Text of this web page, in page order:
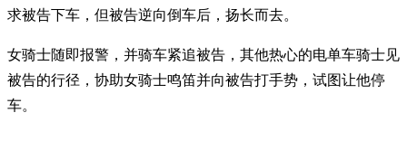
求被告下车，但被告逆向倒车后，扬长而去。
女骑士随即报警，并骑车紧追被告，其他热心的电单车骑士见
被告的行径，协助女骑士鸣笛并向被告打手势，试图让他停
车。